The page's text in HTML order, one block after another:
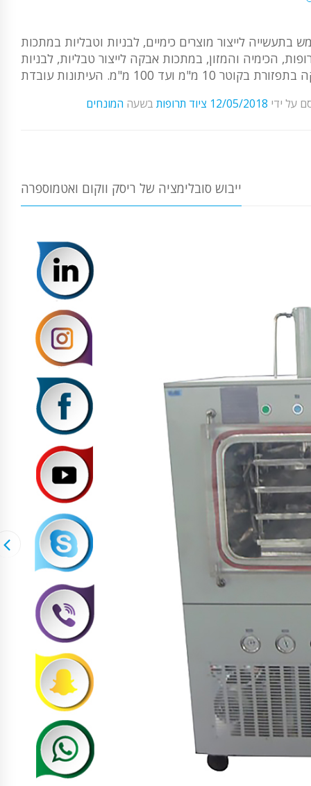
טון. המודל השולחני משמש בתעשייה לייצור מוצרים כימיים, לבניות וטבליות במתכות
הכימיה והמזון, במתכות אבקה לייצור טבליות, לבניות
על ידי 12/05/2018 ציוד תרופות בשעה
ייבוש סובלימציה של ריסק ווקום ואטמוספרה